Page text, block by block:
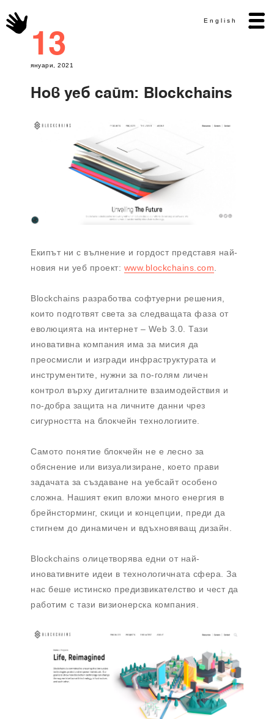
English
13
януари, 2021
Нов уеб сайт: Blockchains
Екипът ни с вълнение и гордост представя най-
новия ни уеб проект: www.blockchains.com.
Blockchains разработва софтуерни решения,
които подготвят света за следващата фаза от
еволюцията на интернет – Web 3.0. Тази
иновативна компания има за мисия да
преосмисли и изгради инфраструктурата и
инструментите, нужни за по-голям личен
контрол върху дигиталните взаимодействия и
по-добра защита на личните данни чрез
сигурността на блокчейн технологиите.
Самото понятие блокчейн не е лесно за
обяснение или визуализиране, което прави
задачата за създаване на уебсайт особено
сложна. Нашият екип вложи много енергия в
брейнсторминг, скици и концепции, преди да
стигнем до динамичен и вдъхновяващ дизайн.
Blockchains олицетворява едни от най-
иновативните идеи в технологичната сфера. За
нас беше истинско предизвикателство и чест да
работим с тази визионерска компания.